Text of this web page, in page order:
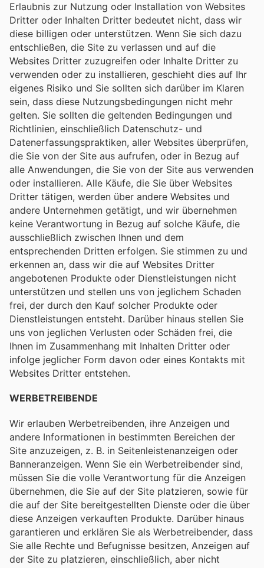
Erlaubnis zur Nutzung oder Installation von Websites
Dritter oder Inhalten Dritter bedeutet nicht, dass wir
diese billigen oder unterstützen. Wenn Sie sich dazu
entschließen, die Site zu verlassen und auf die
Websites Dritter zuzugreifen oder Inhalte Dritter zu
verwenden oder zu installieren, geschieht dies auf Ihr
eigenes Risiko und Sie sollten sich darüber im Klaren
sein, dass diese Nutzungsbedingungen nicht mehr
gelten. Sie sollten die geltenden Bedingungen und
Richtlinien, einschließlich Datenschutz- und
Datenerfassungspraktiken, aller Websites überprüfen,
die Sie von der Site aus aufrufen, oder in Bezug auf
alle Anwendungen, die Sie von der Site aus verwenden
oder installieren. Alle Käufe, die Sie über Websites
Dritter tätigen, werden über andere Websites und
andere Unternehmen getätigt, und wir übernehmen
keine Verantwortung in Bezug auf solche Käufe, die
ausschließlich zwischen Ihnen und dem
entsprechenden Dritten erfolgen. Sie stimmen zu und
erkennen an, dass wir die auf Websites Dritter
angebotenen Produkte oder Dienstleistungen nicht
unterstützen und stellen uns von jeglichem Schaden
frei, der durch den Kauf solcher Produkte oder
Dienstleistungen entsteht. Darüber hinaus stellen Sie
uns von jeglichen Verlusten oder Schäden frei, die
Ihnen im Zusammenhang mit Inhalten Dritter oder
infolge jeglicher Form davon oder eines Kontakts mit
Websites Dritter entstehen.
WERBETREIBENDE
Wir erlauben Werbetreibenden, ihre Anzeigen und
andere Informationen in bestimmten Bereichen der
Site anzuzeigen, z. B. in Seitenleistenanzeigen oder
Banneranzeigen. Wenn Sie ein Werbetreibender sind,
müssen Sie die volle Verantwortung für die Anzeigen
übernehmen, die Sie auf der Site platzieren, sowie für
die auf der Site bereitgestellten Dienste oder die über
diese Anzeigen verkauften Produkte. Darüber hinaus
garantieren und erklären Sie als Werbetreibender, dass
Sie alle Rechte und Befugnisse besitzen, Anzeigen auf
der Site zu platzieren, einschließlich, aber nicht